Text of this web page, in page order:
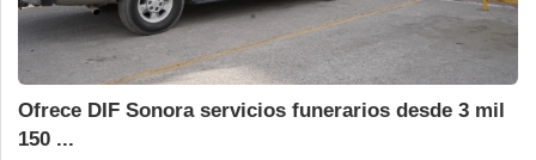
Ofrece DIF Sonora servicios funerarios desde 3 mil
150 ...